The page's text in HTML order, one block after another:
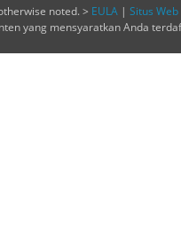
noted. > EULA | Situs
yang mensyaratkan Anda